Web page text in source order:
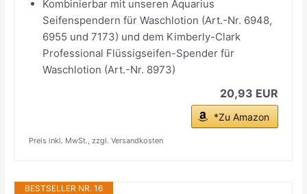
Kombinierbar mit unseren Aquarius
Seifenspendern für Waschlotion (Art.-Nr. 6948,
6955 und 7173) und dem Kimberly-Clark
Professional Flüssigseifen-Spender für
Waschlotion (Art.-Nr. 8973)
20,93 EUR
*Zu Amazon
Preis inkl. MwSt., zzgl. Versandkosten
BESTSELLER NR. 16